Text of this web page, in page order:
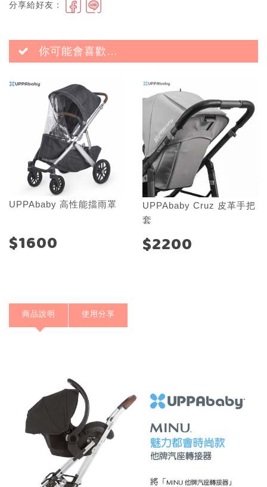
分享給好友：
你可能會喜歡…
UPPAbaby 高性能擋雨罩
$1600
UPPAbaby Cruz 皮革手把
套
$2200
商品說明 使用分享